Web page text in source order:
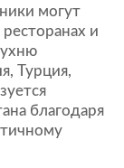
могут
и
Турция,
благодаря